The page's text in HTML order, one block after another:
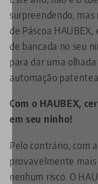
surpreendendo, mas
de Páscoa
de bancada no seu
para dar uma
automação
Com o HAUBEX,
em seu ninho!
Pelo contrário, com
provavelmente mais
nenhum risco. O